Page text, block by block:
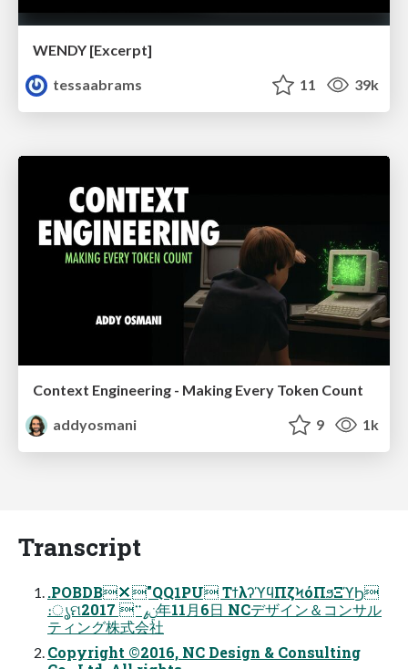
WENDY [Excerpt]
tessaabrams
11 39k
Context Engineering - Making Every Token Count
addyosmani
9 1k
Transcript
.POBDB✕"QQ1PU ΤϯλʔϓϥΠζϞόΠϧΞϓϦ
։ൃମݧߨ࠲ 2017年11⽉6⽇ NCデザイン＆コンサル
ティング株式会社
Copyright ©2016, NC Design & Consulting